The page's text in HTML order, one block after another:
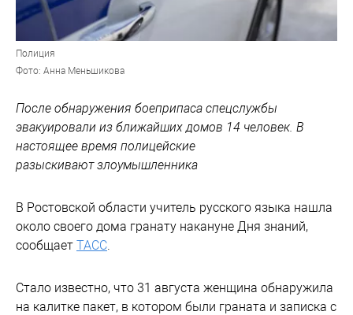
Полиция
Фото: Анна Меньшикова
После обнаружения боеприпаса спецслужбы
эвакуировали из ближайших домов 14 человек. В
настоящее время полицейские
разыскивают злоумышленника
В Ростовской области учитель русского языка нашла
около своего дома гранату накануне Дня знаний,
сообщает ТАСС
Стало известно, что 31 августа женщина обнаружила
на калитке пакет, в котором были граната и записка с